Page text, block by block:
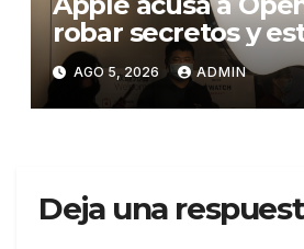
robar secretos y
demanda de
personal»
AGO 5, 2026 ADMIN
Deja una